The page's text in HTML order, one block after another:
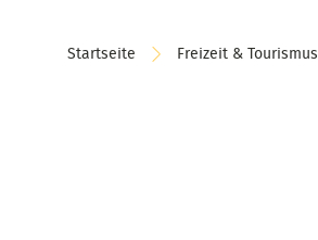
Startseite Freizeit & Tourismus